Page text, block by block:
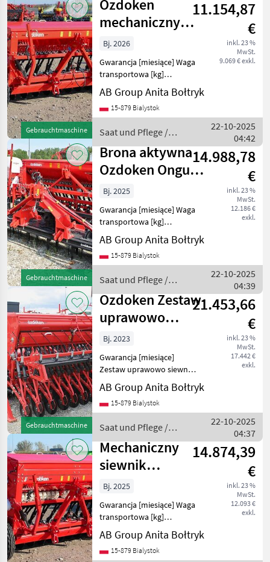
Gebrauchtmaschine
Ozdoken
mechaniczny
siewnik
zbożowy
zaczepiany
Pertum-S3
11.154,87
€
inkl. 23 %
MwSt.
9.069 € exkl.
Bj. 2026
Gwarancja [miesiące] Waga
transportowa [kg]
Uniwersalny mechaniczny
siewnik zbożowy OZDOKEN
Pertum-S300 -
techniczne: - 24 rzędy z
rozstawem
AB Group Anita Bołtryk
15-879 Bialystok
Saat und Pflege /
Ozdoken
22-10-2025
04:42
Gebrauchtmaschine
Brona aktywna
Ozdoken Ongun
S300
14.988,78
€
inkl. 23 %
MwSt.
12.186 €
exkl.
Bj. 2025
Gwarancja [miesiące] Waga
transportowa [kg]
Zapotrzebowanie mocy
[KM]: Brona aktywna
Ozdoken Ongun S300 Dane
robocza: 3 m, - zapotrz
AB Group Anita Bołtryk
15-879 Bialystok
Saat und Pflege /
Ozdoken
22-10-2025
04:39
Gebrauchtmaschine
Ozdoken Zestaw
uprawowo
siewny
nabudowany z
broną aktywn
21.453,66
€
inkl. 23 %
MwSt.
17.442 €
exkl.
Bj. 2023
Gwarancja [miesiące]
Zestaw uprawowo siewny z
siewnikiem zbożowym,
jednotalerzowym
nadbudowanym na bronę
CS-300 - sztuka
powystawowa (nieuży
AB Group Anita Bołtryk
15-879 Bialystok
Saat und Pflege /
Ozdoken
22-10-2025
04:37
Mechaniczny
siewnik
zbożowy z
nawozem
Ozdoken Pe
14.874,39
€
inkl. 23 %
MwSt.
12.093 €
exkl.
Bj. 2025
Gwarancja [miesiące] Waga
transportowa [kg]
Uniwersalny mechaniczny
siewnik zbożowy OZDOKEN
Pertum-F300 -
AB Group Anita Bołtryk
15-879 Bialystok